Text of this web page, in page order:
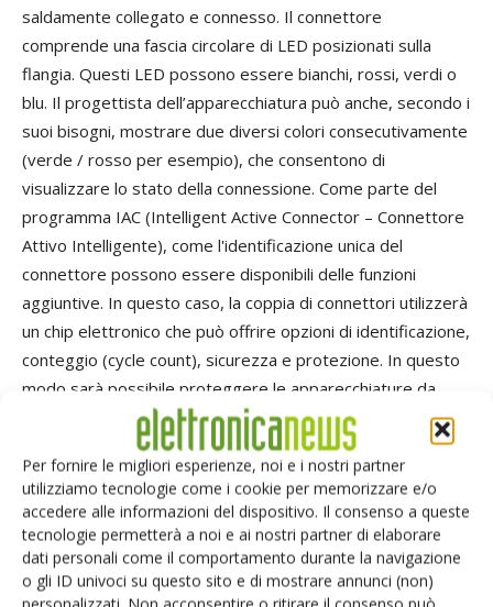
Per fornire le migliori esperienze, noi e i nostri partner
utilizziamo tecnologie come i cookie per memorizzare e/o
accedere alle informazioni del dispositivo. Il consenso a queste
tecnologie permetterà a noi e ai nostri partner di elaborare
dati personali come il comportamento durante la navigazione
o gli ID univoci su questo sito e di mostrare annunci (non)
saldamente collegato e connesso. Il connettore
comprende una fascia circolare di LED posizionati sulla
flangia. Questi LED possono essere bianchi, rossi, verdi o
blu. Il progettista dell’apparecchiatura può anche, secondo i
suoi bisogni, mostrare due diversi colori consecutivamente
(verde / rosso per esempio), che consentono di
visualizzare lo stato della connessione. Come parte del
programma IAC (Intelligent Active Connector – Connettore
Attivo Intelligente), come l'identificazione unica del
connettore possono essere disponibili delle funzioni
aggiuntive. In questo caso, la coppia di connettori utilizzerà
un chip elettronico che può offrire opzioni di identificazione,
conteggio (cycle count), sicurezza e protezione. In questo
modo sarà possibile proteggere le apparecchiature da
connessioni non autorizzate e/o da accessori non originali.
Caratteristiche principali
Visualizza lo stato della connessione
Connettore push-pull
IP50/IP68